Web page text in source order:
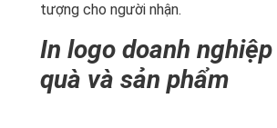
tượng cho người nhận.
In logo doanh
quà và sản phẩm